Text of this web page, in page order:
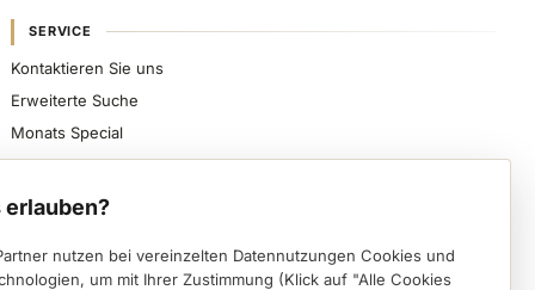
erlauben?
nutzen bei vereinzelten Datennutzungen Cookies und
um mit Ihrer Zustimmung (Klick auf "Alle Cookies
SERVICE
Kontaktieren Sie uns
Erweiterte Suche
Monats Special
erhalten.
Instagram (öffnet in einem neuen Tab)
Facebook (öffnet in einem neuen Tab)
Pinterest (öffnet in einem neuen Tab)